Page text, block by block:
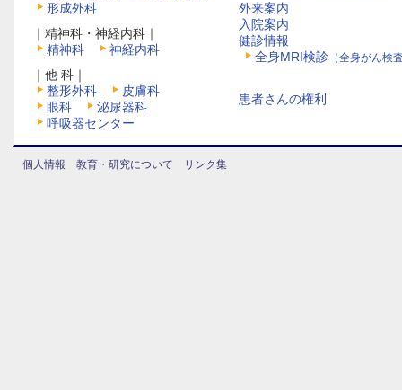
形成外科
｜精神科・神経内科｜
精神科
神経内科
｜他 科｜
整形外科
皮膚科
眼科
泌尿器科
呼吸器センター
外来案内
入院案内
健診情報
全身MRI検診 （全身がん検
患者さんの権利
個人情報 教育・研究について リンク集